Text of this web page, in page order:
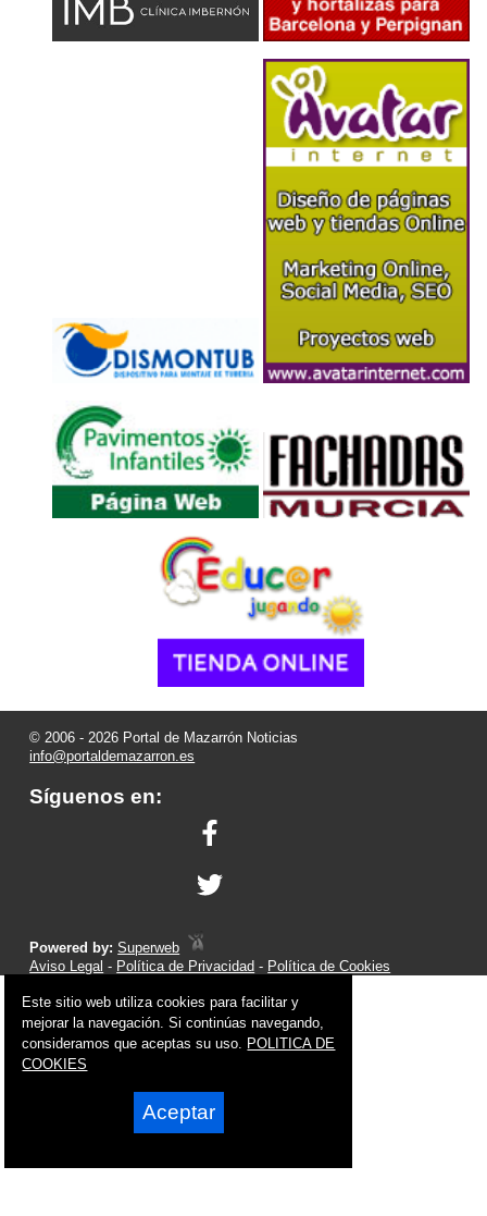
© 2006 - 2026 Portal de Mazarrón Noticias
info@portaldemazarron.es
Síguenos en:
Powered by:Superweb
Aviso Legal - Política de Privacidad - Política de Cookies
Este sitio web utiliza cookies para facilitar y
mejorar la navegación. Si continúas navegando,
consideramos que aceptas su uso. POLITICA DE
COOKIES
Aceptar